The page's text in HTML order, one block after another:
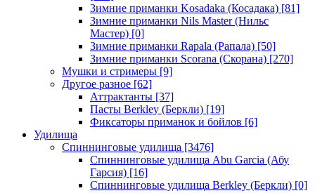
Зимние приманки Kosadaka (Косадака) [81]
Зимние приманки Nils Master (Нильс
Мастер) [0]
Зимние приманки Rapala (Рапала) [50]
Зимние приманки Scorana (Скорана) [270]
Мушки и стримеры [9]
Другое разное [62]
Аттрактанты [37]
Пасты Berkley (Беркли) [19]
Фиксаторы приманок и бойлов [6]
Удилища
Спиннинговые удилища [3476]
Спиннинговые удилища Abu Garcia (Абу
Гарсия) [16]
Спиннинговые удилища Berkley (Беркли) [0]